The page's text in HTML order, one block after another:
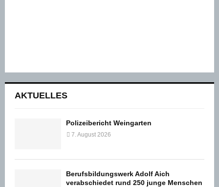
AKTUELLES
Polizeibericht Weingarten
7. August 2026
Berufsbildungswerk Adolf Aich
verabschiedet rund 250 junge Menschen